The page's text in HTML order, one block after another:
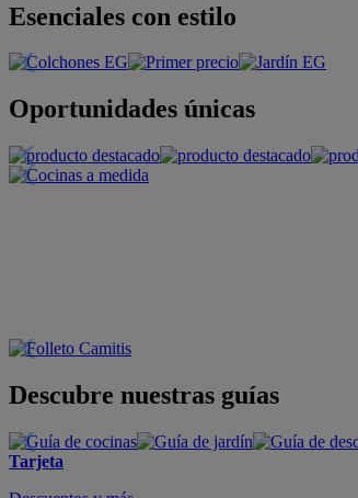
Esenciales con estilo
Oportunidades únicas
Descubre nuestras guías
Tarjeta